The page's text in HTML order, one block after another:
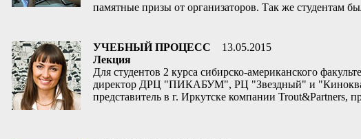
памятные призы от организаторов. Так же студентам
УЧЕБНЫЙ ПРОЦЕСС
13.05.2015
Лекция
Для студентов 2 курса сибирско-американского
директор ДРЦ "ПИКАБУМ", РЦ "Звездный" и
представитель в г. Иркутске компании